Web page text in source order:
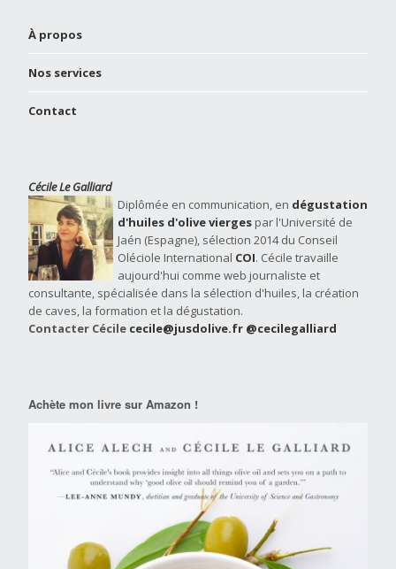
À propos
Nos services
Contact
Cécile Le Galliard
Diplômée en communication, en dégustation
d'huiles d'olive vierges par l'Université de
Jaén (Espagne), sélection 2014 du Conseil
Oléciole International COI. Cécile travaille
aujourd'hui comme web journaliste et
consultante, spécialisée dans la sélection d'huiles, la création
de caves, la formation et la dégustation.
Contacter Cécile cecile@jusdolive.fr @cecilegalliard
Achète mon livre sur Amazon !